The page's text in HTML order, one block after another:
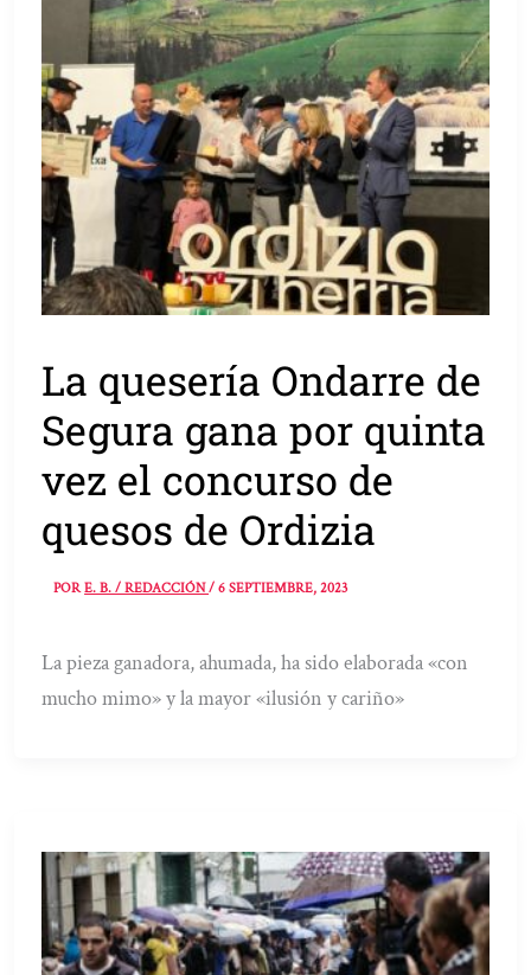
La quesería Ondarre de
Segura gana por quinta
vez el concurso de
quesos de Ordizia
PORE. B. / REDACCIÓN/6 SEPTIEMBRE, 2023
La pieza ganadora, ahumada, ha sido elaborada «con
mucho mimo» y la mayor «ilusión y cariño»